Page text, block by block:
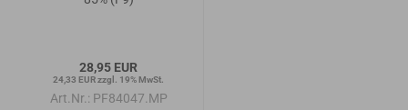
28,95 EUR
24,33 EUR zzgl. 19% MwSt.
Art.Nr.: PF84047.MP